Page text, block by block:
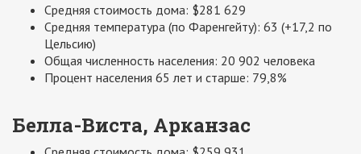
Средняя стоимость дома: $281 629
Средняя температура (по Фаренгейту): 63 (+17,2 по
Цельсию)
Общая численность населения: 20 902 человека
Процент населения 65 лет и старше: 79,8%
Белла-Виста, Арканзас